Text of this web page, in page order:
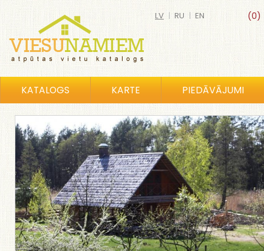
(0)
LV | RU | EN
KATALOGS KARTE PIEDĀVĀJUMI